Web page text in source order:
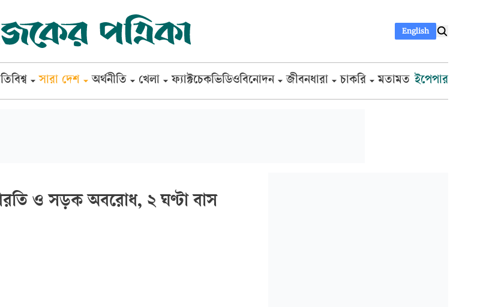
English
বিশ্ব সারা দেশ অর্থনীতি খেলা ফ্যাক্টচেকভিডিওবিনোদন জীবনধারা চাকরি মতামত ইপেপার
ও সড়ক অবরোধ, ২ ঘণ্টা বাস